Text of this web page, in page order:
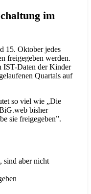
im
15. Oktober jedes
freigegeben werden.
Daten der Kinder
Quartals auf
so viel wie „Die
bisher
sie freigegeben”.
sind aber nicht